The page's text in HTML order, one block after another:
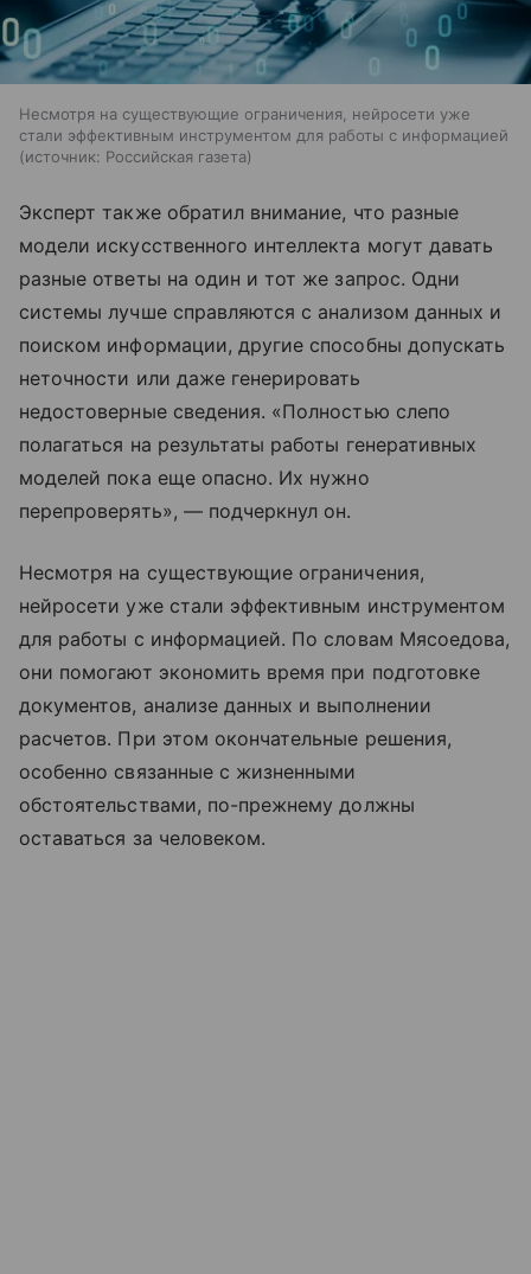
Несмотря на существующие ограничения, нейросети уже
стали эффективным инструментом для работы с информацией
источник: Российская газета
Эксперт также обратил внимание, что разные
модели искусственного интеллекта могут давать
разные ответы на один и тот же запрос. Одни
системы лучше справляются с анализом данных и
поиском информации, другие способны допускать
неточности или даже генерировать
недостоверные сведения. «Полностью слепо
полагаться на результаты работы генеративных
моделей пока еще опасно. Их нужно
перепроверять», — подчеркнул он.
Несмотря на существующие ограничения,
нейросети уже стали эффективным инструментом
для работы с информацией. По словам Мясоедова,
они помогают экономить время при подготовке
документов, анализе данных и выполнении
расчетов. При этом окончательные решения,
особенно связанные с жизненными
обстоятельствами, по-прежнему должны
оставаться за человеком.